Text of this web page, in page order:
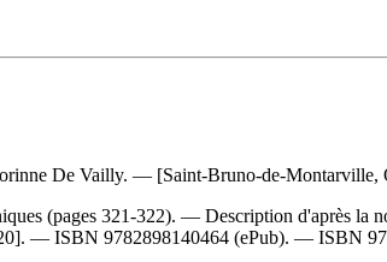
De Vailly. — [Saint-Bruno-de-Montarville,
(pages 321-322). — Description d'après la
— ISBN 9782898140464 (ePub). — ISBN